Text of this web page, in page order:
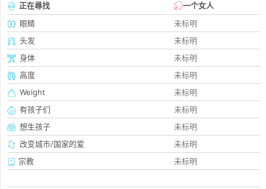
正在尋找
一个女人
眼睛
未标明
头发
未标明
身体
未标明
高度
未标明
Weight
未标明
有孩子们
未标明
想生孩子
未标明
改变城市/国家的爱
未标明
宗教
未标明